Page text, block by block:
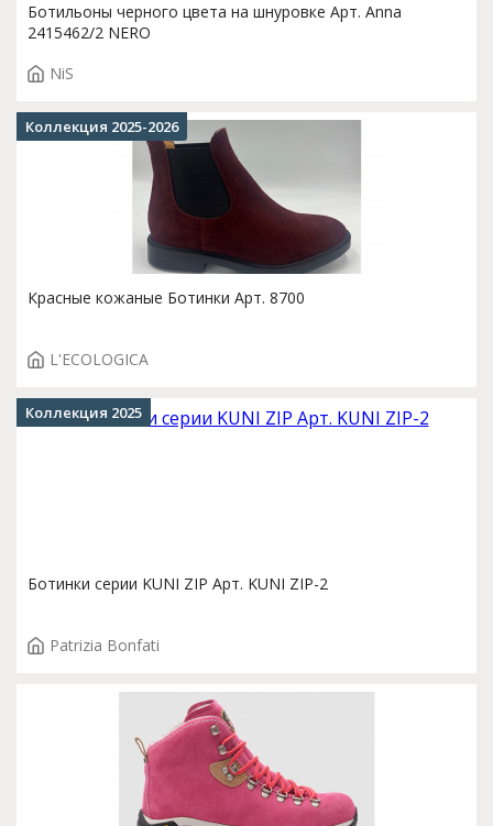
Ботильоны черного цвета на шнуровке Арт. Anna
2415462/2 NERO
NiS
Красные кожаные Ботинки Арт. 8700
L'ECOLOGICA
Коллекция 2025-2026
Ботинки серии KUNI ZIP Арт. KUNI ZIP-2
Patrizia Bonfati
Коллекция 2025